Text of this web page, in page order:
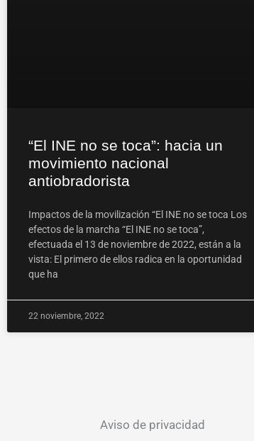
“El INE no se toca”: hacia un
movimiento nacional
antiobradorista
Impactos de la movilización “El INE no se toca Los
efectos de la marcha “El INE no se toca”,
efectuada el 13 de noviembre de 2022, están a la
vista: El primero de ellos radica en la oportunidad
que ha
22 noviembre, 2022
Aviso de privacidad